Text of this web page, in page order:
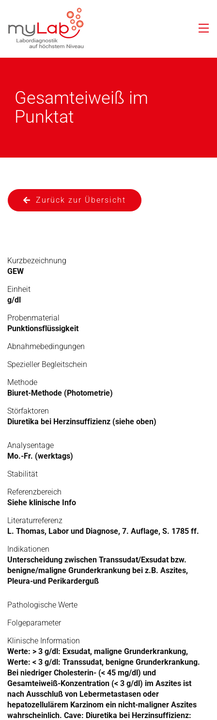
Gesamteiweiß im
Punktat
Zurück zur Übersicht
Kurzbezeichnung
GEW
Einheit
g/dl
Probenmaterial
Punktionsflüssigkeit
Abnahmebedingungen
Spezieller Begleitschein
Methode
Biuret-Methode (Photometrie)
Störfaktoren
Diuretika bei Herzinsuffizienz (siehe oben)
Analysentage
Mo.-Fr. (werktags)
Stabilität
Referenzbereich
Siehe klinische Info
Literaturreferenz
L. Thomas, Labor und Diagnose, 7. Auflage, S. 1785 ff.
Indikationen
Unterscheidung zwischen Transsudat/Exsudat bzw.
benigne/maligne Grunderkrankung bei z.B. Aszites,
Pleura-und Perikarderguß
Pathologische Werte
Folgeparameter
Klinische Information
Werte: > 3 g/dl: Exsudat, maligne Grunderkrankung,
Werte: < 3 g/dl: Transsudat, benigne Grunderkrankung.
Bei niedriger Cholesterin- (< 45 mg/dl) und
Gesamteiweiß-Konzentration (< 3 g/dl) im Aszites ist
nach Ausschluß von Lebermetastasen oder
hepatozellulärem Karzinom ein nicht-maligner Aszites
wahrscheinlich. Cave: Diuretika bei Herzinsuffizienz: